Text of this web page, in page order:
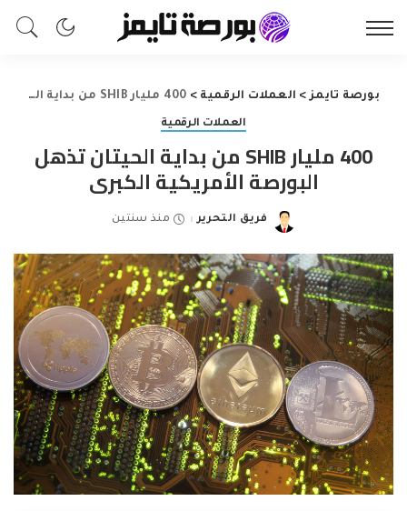
بورصة تايمز> العملات الرقمية > 400 مليار SHIB من بداية الحيتان تذهل البورصة الأمريكية الكبرى
العملات الرقمية
400 مليار SHIB من بداية الحيتان تذهل
البورصة الأمريكية الكبرى
Posted
فريق التحرير منذ سنتين